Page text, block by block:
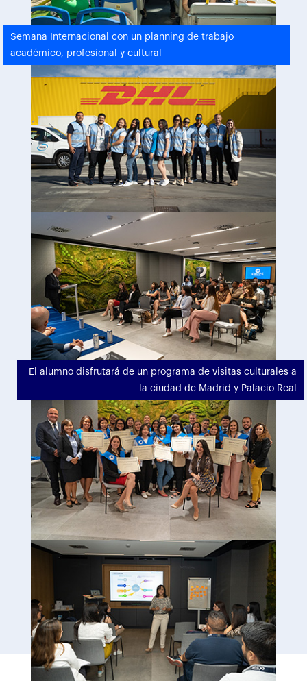
Semana Internacional con un planning de trabajo
académico, profesional y cultural
El alumno disfrutará de un programa de visitas culturales a
la ciudad de Madrid y Palacio Real